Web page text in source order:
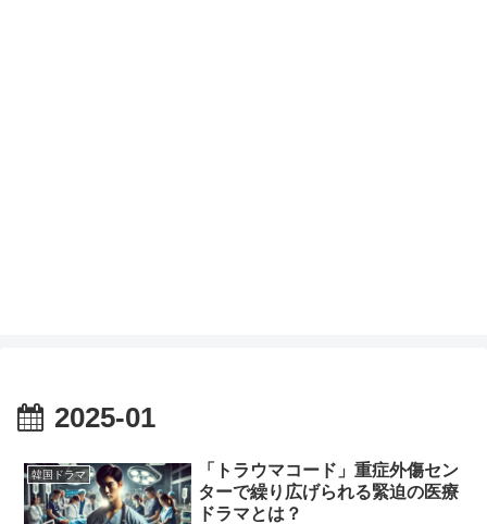
2025-01
韓国ドラマ
「トラウマコード」重症外傷セン
ターで繰り広げられる緊迫の医療
ドラマとは？